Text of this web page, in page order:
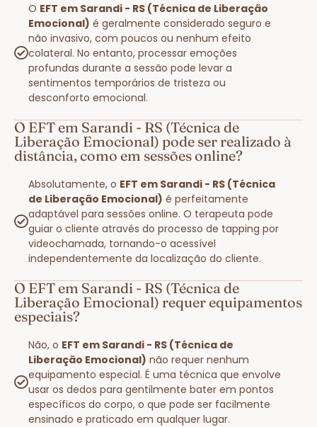
O EFT em Sarandi - RS (Técnica de Liberação
Emocional) é geralmente considerado seguro e
não invasivo, com poucos ou nenhum efeito
colateral. No entanto, processar emoções
profundas durante a sessão pode levar a
sentimentos temporários de tristeza ou
desconforto emocional.
O EFT em Sarandi - RS (Técnica de
Liberação Emocional) pode ser realizado à
distância, como em sessões online?
Absolutamente, o EFT em Sarandi - RS (Técnica
de Liberação Emocional) é perfeitamente
adaptável para sessões online. O terapeuta pode
guiar o cliente através do processo de tapping por
videochamada, tornando-o acessível
independentemente da localização do cliente.
O EFT em Sarandi - RS (Técnica de
Liberação Emocional) requer equipamentos
especiais?
Não, o EFT em Sarandi - RS (Técnica de
Liberação Emocional) não requer nenhum
equipamento especial. É uma técnica que envolve
usar os dedos para gentilmente bater em pontos
específicos do corpo, o que pode ser facilmente
ensinado e praticado em qualquer lugar.